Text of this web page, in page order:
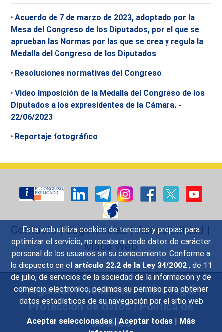
Esta web utiliza cookies de terceros y propias para
optimizar el servicio, no recaba ni cede datos de carácter
personal de los usuarios sin su conocimiento. Conforme a
lo dispuesto en el artículo 22.2 de la Ley 34/2002 , de 11
de julio, de servicios de la sociedad de la información y de
comercio electrónico, pedimos su permiso para obtener
datos estadísticos de su navegación por el sitio web
Aceptar seleccionadas | Aceptar todas | Más
Acuerdo de 7 de marzo de 2023, adoptado por la
Mesa del Congreso de los Diputados, por el que se
aprueban las Normas por las que se crea y regula la
Medalla del Congreso de los Diputados
Resoluciones normativas del Congreso
Video Imposición de la Medalla del Congreso de los
Diputados a los expresidentes de la Cámara. -
22/06/2023
Reportaje fotográfico
Contacto|Sugerencias|Accesibilidad |
Mapa Web
Preguntas Frecuentes|Aviso legal|
Protección de datos|Política de
Cookies